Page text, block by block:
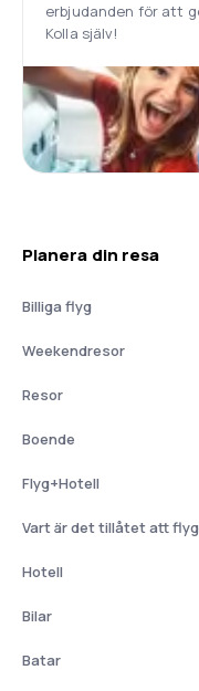
erbjudanden för att
Kolla själv!
Planera din resa
Billiga flyg
Weekendresor
Resor
Boende
Flyg+Hotell
Vart är det tillåtet att
Hotell
Bilar
Batar